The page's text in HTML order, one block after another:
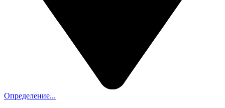
Определение...